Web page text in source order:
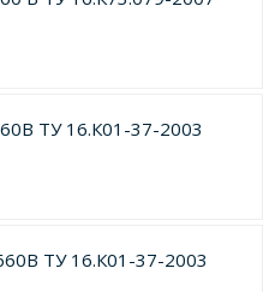
ТУ 16.К01-37-2003
ТУ 16.К01-37-2003